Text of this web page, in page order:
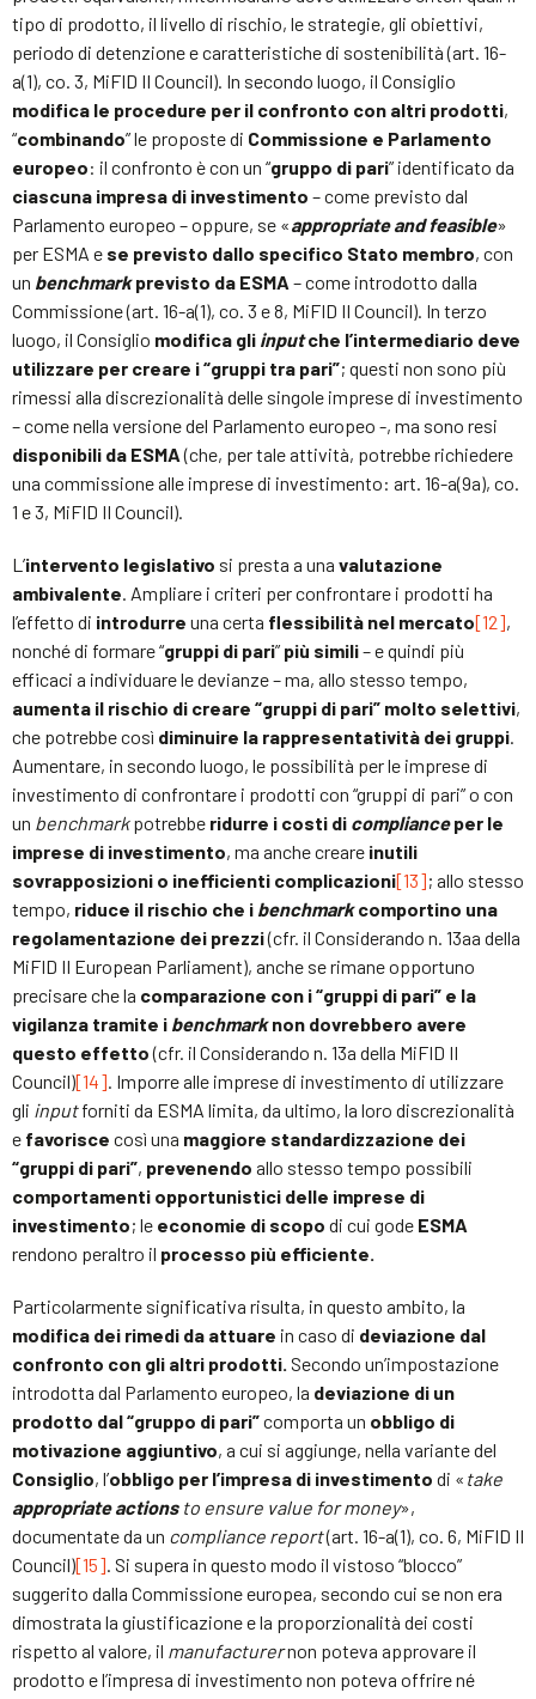
tipo di prodotto, il livello di rischio, le strategie, gli obiettivi,
periodo di detenzione e caratteristiche di sostenibilità (art. 16-
a(1), co. 3, MiFID II Council). In secondo luogo, il Consiglio
modifica le procedure per il confronto con altri prodotti,
“combinando” le proposte di Commissione e Parlamento
europeo: il confronto è con un “gruppo di pari” identificato da
ciascuna impresa di investimento – come previsto dal
Parlamento europeo – oppure, se «appropriate and feasible»
per ESMA e se previsto dallo specifico Stato membro, con
un benchmarkprevisto da ESMA – come introdotto dalla
Commissione (art. 16-a(1), co. 3 e 8, MiFID II Council). In terzo
luogo, il Consiglio modifica gli inputche l’intermediario deve
utilizzare per creare i “gruppi tra pari”; questi non sono più
rimessi alla discrezionalità delle singole imprese di investimento
– come nella versione del Parlamento europeo -, ma sono resi
disponibili da ESMA(che, per tale attività, potrebbe richiedere
una commissione alle imprese di investimento: art. 16-a(9a), co.
1 e 3, MiFID II Council).
L’intervento legislativo si presta a una valutazione
ambivalente. Ampliare i criteri per confrontare i prodotti ha
l’effetto di introdurre una certa flessibilità nel mercato[12],
nonché di formare “gruppi di pari” più simili– e quindi più
efficaci a individuare le devianze – ma, allo stesso tempo,
aumenta il rischio di creare “gruppi di pari” molto selettivi,
che potrebbe così diminuire la rappresentatività dei gruppi.
Aumentare, in secondo luogo, le possibilità per le imprese di
investimento di confrontare i prodotti con “gruppi di pari” o con
un benchmarkpotrebbe ridurre i costi di complianceper le
imprese di investimento, ma anche creare inutili
sovrapposizioni o inefficienti complicazioni[13]; allo stesso
tempo, riduce il rischio che i benchmarkcomportino una
regolamentazione dei prezzi(cfr. il Considerando n. 13aa della
MiFID II European Parliament), anche se rimane opportuno
precisare che la comparazione con i “gruppi di pari” e la
vigilanza tramite i benchmarknon dovrebbero avere
questo effetto(cfr. il Considerando n. 13a della MiFID II
Council)[14]. Imporre alle imprese di investimento di utilizzare
gli inputforniti da ESMA limita, da ultimo, la loro discrezionalità
e favorisce così una maggiore standardizzazione dei
“gruppi di pari”, prevenendo allo stesso tempo possibili
comportamenti opportunistici delle imprese di
investimento; le economie di scopo di cui gode ESMA
rendono peraltro il processo più efficiente.
Particolarmente significativa risulta, in questo ambito, la
modifica dei rimedi da attuare in caso di deviazione dal
confronto con gli altri prodotti. Secondo un’impostazione
introdotta dal Parlamento europeo, la deviazione di un
prodotto dal “gruppo di pari”comporta un obbligo di
motivazione aggiuntivo, a cui si aggiunge, nella variante del
Consiglio, l’obbligo per l’impresa di investimento di « take
appropriate actionsto ensure value for money»,
documentate da un compliance report(art. 16-a(1), co. 6, MiFID II
Council)[15]. Si supera in questo modo il vistoso “blocco”
suggerito dalla Commissione europea, secondo cui se non era
dimostrata la giustificazione e la proporzionalità dei costi
rispetto al valore, il manufacturernon poteva approvare il
prodotto e l’impresa di investimento non poteva offrire né